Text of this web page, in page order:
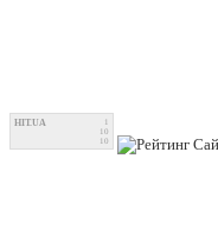
HIT.UA
10
10